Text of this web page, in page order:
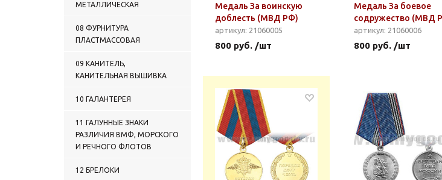
МЕТАЛЛИЧЕСКАЯ
08 ФУРНИТУРА
ПЛАСТМАССОВАЯ
09 КАНИТЕЛЬ,
КАНИТЕЛЬНАЯ ВЫШИВКА
10 ГАЛАНТЕРЕЯ
11 ГАЛУННЫЕ ЗНАКИ
РАЗЛИЧИЯ ВМФ, МОРСКОГО
И РЕЧНОГО ФЛОТОВ
12 БРЕЛОКИ
Медаль За воинскую
доблесть (МВД РФ)
артикул: 21060005
800 руб. /шт
Медаль За боевое
содружество (МВД
артикул: 21060006
800 руб. /шт